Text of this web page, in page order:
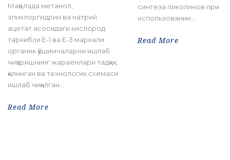
Мақолада метанол,
эпихлоргидрин ва натрий
ацетат асосидаги кислород
таркибли Е-1 ва Е-3 маркали
органик қўшимчаларни ишлаб
чиқаришнинг жараёнлари тадқиқ
қилинган ва технологик схемаси
ишлаб чиқилган....
Read More
синтеза пиколинов при
использовании...
Read More